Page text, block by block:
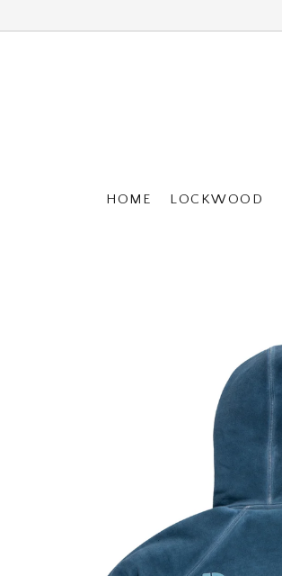
HOME LOCKWOOD